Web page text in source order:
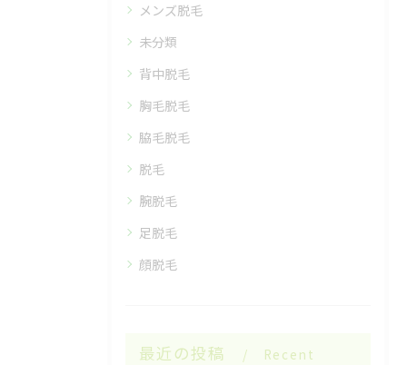
メンズ脱毛
未分類
背中脱毛
胸毛脱毛
脇毛脱毛
脱毛
腕脱毛
足脱毛
顔脱毛
最近の投稿
Recent